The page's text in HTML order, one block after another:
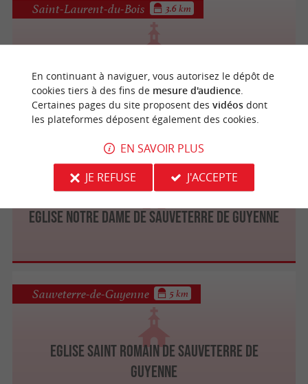
Bois
Saint-Laurent-du-Bois 3.6 km
Eglise Notre Dame de Sauveterre de Guyenne
Sauveterre-de-Guyenne 5 km
Eglise Saint Romain de Sauveterre de
Guyenne
Sauveterre-de-Guyenne 5 km
En continuant à naviguer, vous autorisez le dépôt de
cookies tiers à des fins de mesure d'audience.
Certaines pages du site proposent des vidéosdont
les plateformes déposent également des cookies.
EN SAVOIR PLUS
JE REFUSE
J'ACCEPTE